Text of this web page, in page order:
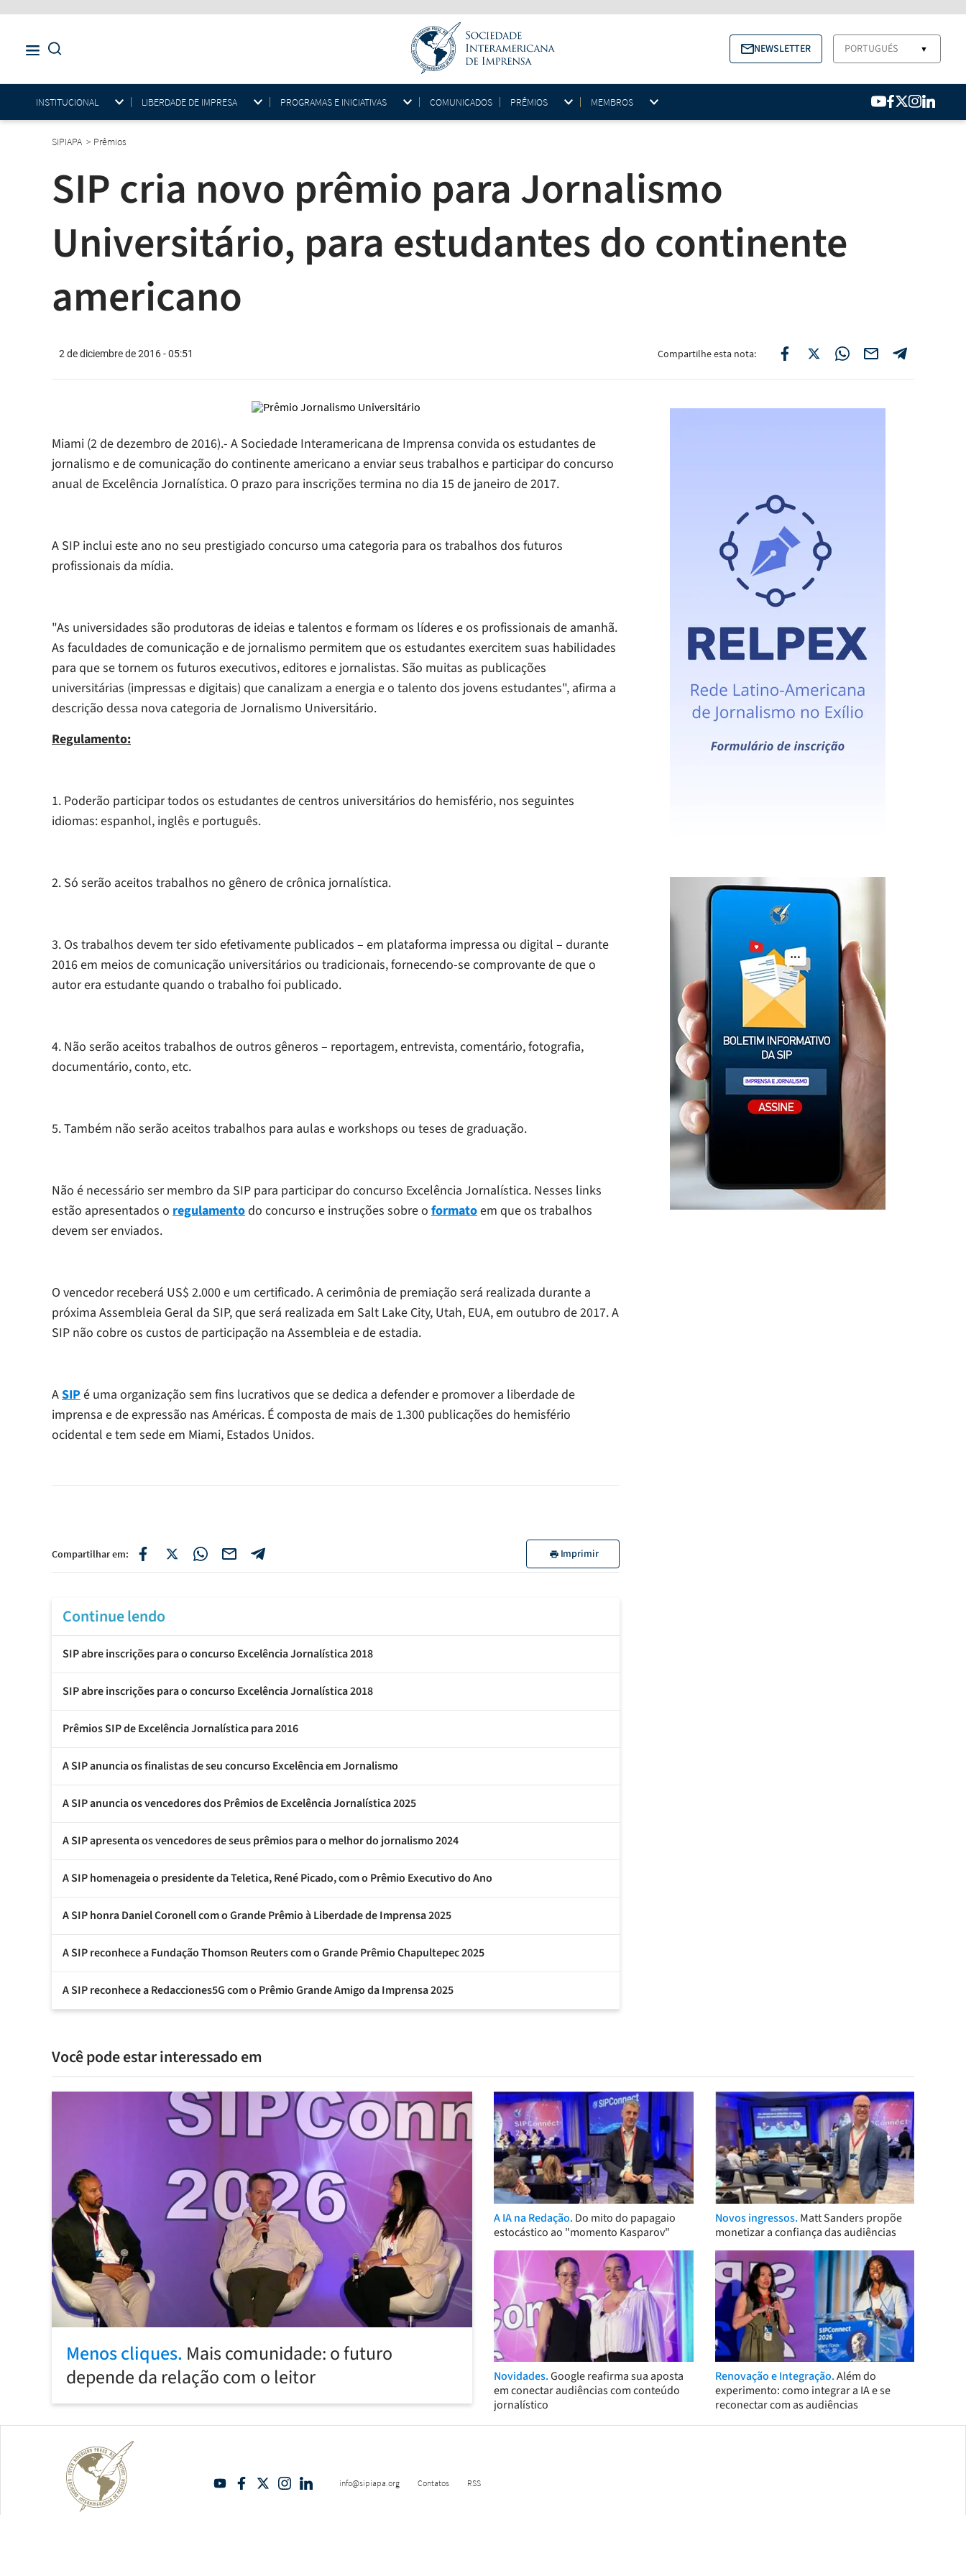
NEWSLETTER PORTUGUÉS ▼
INSTITUCIONAL LIBERDADE DE IMPRESA PROGRAMAS E INICIATIVAS COMUNICADOS PRÊMIOS MEMBROS
SIPIAPA > Prêmios
SIP cria novo prêmio para Jornalismo
Universitário, para estudantes do continente
americano
2 de diciembre de 2016 - 05:51 Compartilhe esta nota:
Miami (2 de dezembro de 2016).- A Sociedade Interamericana de Imprensa convida os estudantes de
jornalismo e de comunicação do continente americano a enviar seus trabalhos e participar do concurso
anual de Excelência Jornalística. O prazo para inscrições termina no dia 15 de janeiro de 2017.
A SIP inclui este ano no seu prestigiado concurso uma categoria para os trabalhos dos futuros
profissionais da mídia.
"As universidades são produtoras de ideias e talentos e formam os líderes e os profissionais de amanhã.
As faculdades de comunicação e de jornalismo permitem que os estudantes exercitem suas habilidades
para que se tornem os futuros executivos, editores e jornalistas. São muitas as publicações
universitárias (impressas e digitais) que canalizam a energia e o talento dos jovens estudantes", afirma a
descrição dessa nova categoria de Jornalismo Universitário.
Regulamento:
1. Poderão participar todos os estudantes de centros universitários do hemisfério, nos seguintes
idiomas: espanhol, inglês e português.
2. Só serão aceitos trabalhos no gênero de crônica jornalística.
3. Os trabalhos devem ter sido efetivamente publicados – em plataforma impressa ou digital – durante
2016 em meios de comunicação universitários ou tradicionais, fornecendo-se comprovante de que o
autor era estudante quando o trabalho foi publicado.
4. Não serão aceitos trabalhos de outros gêneros – reportagem, entrevista, comentário, fotografia,
documentário, conto, etc.
5. Também não serão aceitos trabalhos para aulas e workshops ou teses de graduação.
Não é necessário ser membro da SIP para participar do concurso Excelência Jornalística. Nesses links
estão apresentados o regulamentodo concurso e instruções sobre o formatoem que os trabalhos
devem ser enviados.
O vencedor receberá US$ 2.000 e um certificado. A cerimônia de premiação será realizada durante a
próxima Assembleia Geral da SIP, que será realizada em Salt Lake City, Utah, EUA, em outubro de 2017. A
SIP não cobre os custos de participação na Assembleia e de estadia.
ASIPé uma organização sem fins lucrativos que se dedica a defender e promover a liberdade de
imprensa e de expressão nas Américas. É composta de mais de 1.300 publicações do hemisfério
ocidental e tem sede em Miami, Estados Unidos.
Compartilhar em: Imprimir
Continue lendo
SIP abre inscrições para o concurso Excelência Jornalística 2018
SIP abre inscrições para o concurso Excelência Jornalística 2018
Prêmios SIP de Excelência Jornalística para 2016
A SIP anuncia os finalistas de seu concurso Excelência em Jornalismo
A SIP anuncia os vencedores dos Prêmios de Excelência Jornalística 2025
A SIP apresenta os vencedores de seus prêmios para o melhor do jornalismo 2024
A SIP homenageia o presidente da Teletica, René Picado, com o Prêmio Executivo do Ano
A SIP honra Daniel Coronell com o Grande Prêmio à Liberdade de Imprensa 2025
A SIP reconhece a Fundação Thomson Reuters com o Grande Prêmio Chapultepec 2025
A SIP reconhece a Redacciones5G com o Prêmio Grande Amigo da Imprensa 2025
Você pode estar interessado em
Menos cliques. Mais comunidade: o futuro
depende da relação com o leitor
A IA na Redação. Do mito do papagaio
estocástico ao "momento Kasparov"
Novos ingressos. Matt Sanders propõe
monetizar a confiança das audiências
Novidades.Google reafirma sua aposta
em conectar audiências com conteúdo
jornalístico
Renovação e Integração.Além do
experimento: como integrar a IA e se
reconectar com as audiências
info@sipiapa.org Contatos RSS